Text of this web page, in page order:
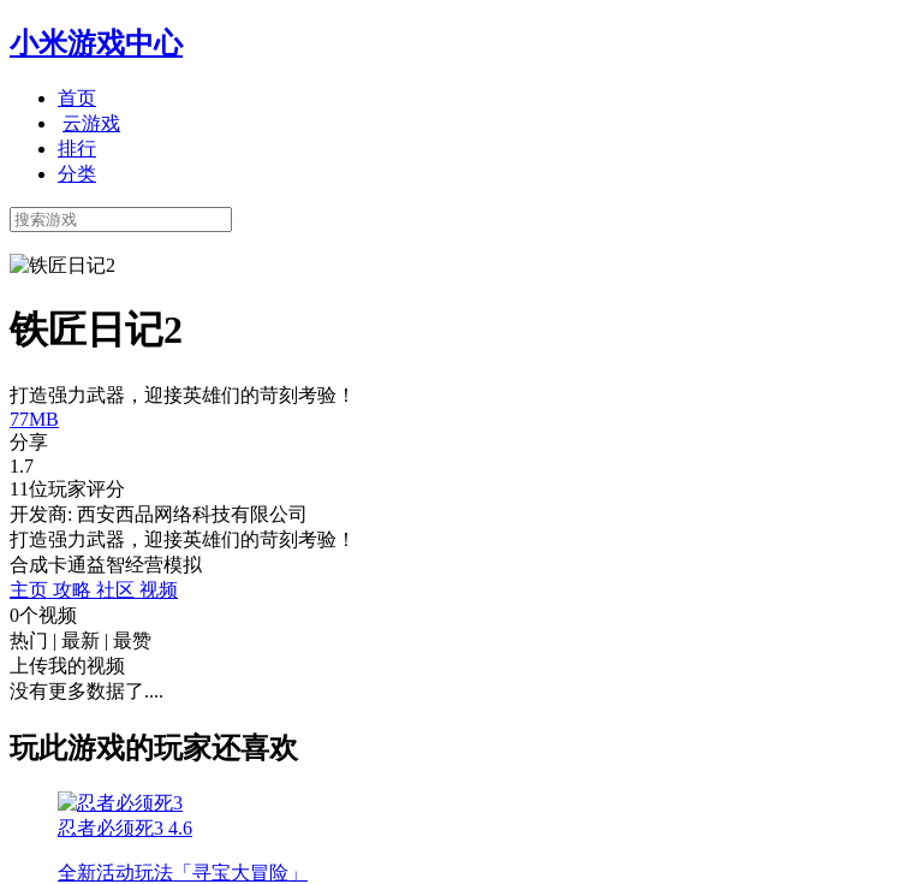
小米游戏中心
首页
云游戏
排行
分类
铁匠日记2
打造强力武器，迎接英雄们的苛刻考验！
77MB
分享
1.7
11位玩家评分
开发商: 西安西品网络科技有限公司
打造强力武器，迎接英雄们的苛刻考验！
合成卡通益智经营模拟
主页 攻略 社区 视频
0个视频
热门 | 最新 | 最赞
上传我的视频
没有更多数据了....
玩此游戏的玩家还喜欢
忍者必须死3 4.6
全新活动玩法「寻宝大冒险」